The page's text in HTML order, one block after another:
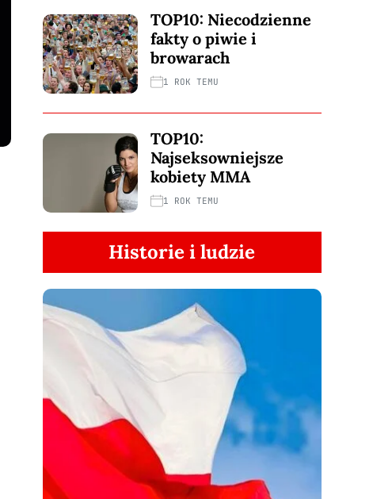
TOP10: Niecodzienne
fakty o piwie i
browarach
1 ROK TEMU
TOP10:
Najseksowniejsze
kobiety MMA
1 ROK TEMU
Historie i ludzie